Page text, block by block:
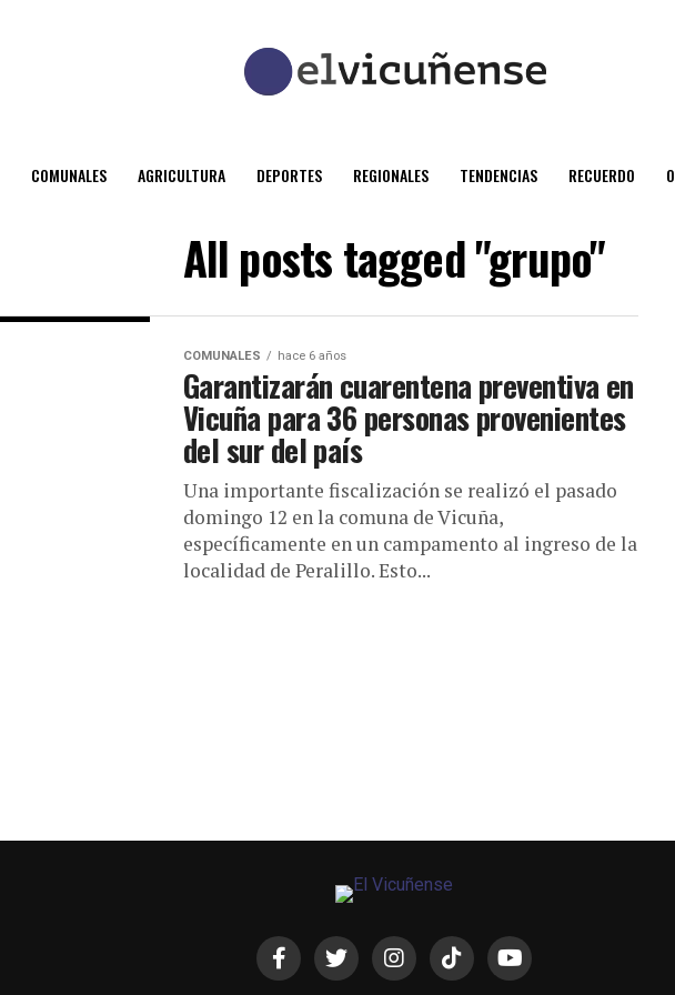
COMUNALES AGRICULTURA DEPORTES REGIONALES TENDENCIAS RECUERDO
All posts tagged "grupo"
COMUNALES hace 6 años
Garantizarán cuarentena preventiva en
Vicuña para 36 personas provenientes
del sur del país
Una importante fiscalización se realizó el pasado
domingo 12 en la comuna de Vicuña,
específicamente en un campamento al ingreso de la
localidad de Peralillo. Esto...